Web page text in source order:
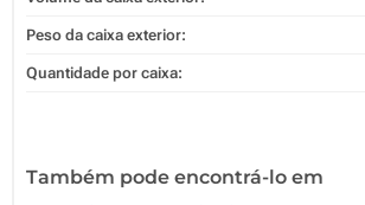
Peso da caixa exterior:
Quantidade por caixa:
Também pode encontrá-lo em